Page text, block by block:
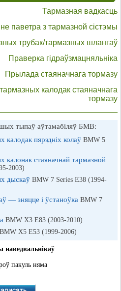
Тармазная вадкасць
паветра з тармазной сістэмы
трубак/тармазных шлангаў
Праверка гідраўзмацняльніка
Прылада стаяначнага тормазу
калодак стаяначнага
тормазу
тыпаў аўтамабіляў БМВ:
калодак пярэдніх колаў BMW 5
калонак стаяначнай тармазной
2003)
дыскаў BMW 7 Series E38 (1994-
— зняцце і ўстаноўка BMW 7
BMW X3 E83 (2003-2010)
BMW X5 E53 (1999-2006)
наведвальнікаў
пакуль няма